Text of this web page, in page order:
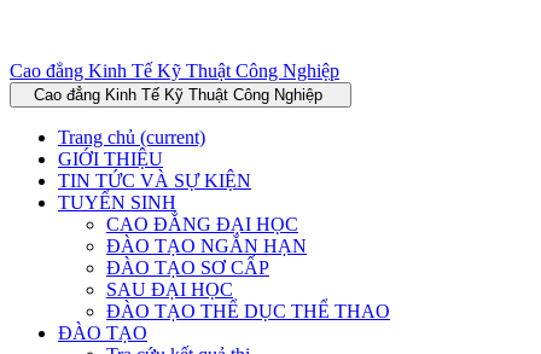
Cao đẳng Kinh Tế Kỹ Thuật Công Nghiệp
Cao đẳng Kinh Tế Kỹ Thuật Công Nghiệp
Trang chủ (current)
GIỚI THIỆU
TIN TỨC VÀ SỰ KIỆN
TUYỂN SINH
CAO ĐẲNG ĐẠI HỌC
ĐÀO TẠO NGẮN HẠN
ĐÀO TẠO SƠ CẤP
SAU ĐẠI HỌC
ĐÀO TẠO THỂ DỤC THỂ THAO
ĐÀO TẠO